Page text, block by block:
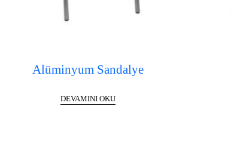
Alüminyum Sandalye
DEVAMINI OKU